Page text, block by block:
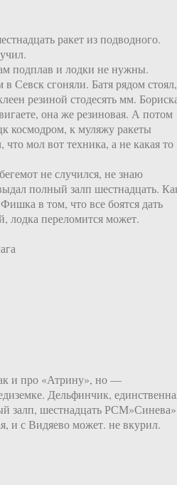
ракет из подводного.
подплав и лодки не нужны.
Севск сгоняли. Батя рядом стоял,
резиной стодесять мм.
она же резиновая. А потом
космодром, к муляжу ракеты
мол вот техника, а не какая то
не случился, не знаю
полный залп шестнадцать.
в том, что все боятся дать
лодка переломится может.
и про «Атрину», но —
Дельфинчик,
залп, шестнадцать
и с Видяево может. не вкурил.